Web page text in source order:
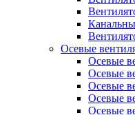
Осевые
Осевые
Осевые
Осевые
Осевые
Осевые